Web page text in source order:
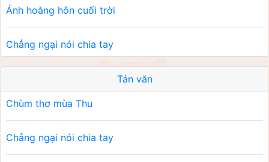
Ánh hoàng hôn cuối trời
Chẳng ngại nói chia tay
Tản văn
Chùm thơ mùa Thu
Chẳng ngại nói chia tay